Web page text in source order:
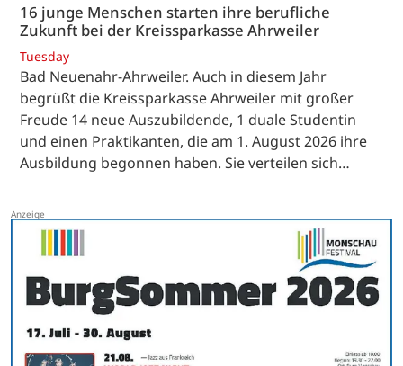
16 junge Menschen starten ihre berufliche
Zukunft bei der Kreissparkasse Ahrweiler
Tuesday
Bad Neuenahr-Ahrweiler. Auch in diesem Jahr
begrüßt die Kreissparkasse Ahrweiler mit großer
Freude 14 neue Auszubildende, 1 duale Studentin
und einen Praktikanten, die am 1. August 2026 ihre
Ausbildung begonnen haben. Sie verteilen sich…